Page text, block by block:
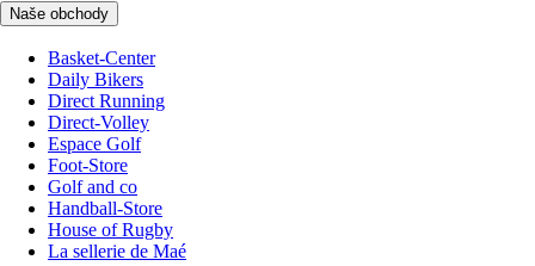
Naše obchody
Basket-Center
Daily Bikers
Direct Running
Direct-Volley
Espace Golf
Foot-Store
Golf and co
Handball-Store
House of Rugby
La sellerie de Maé